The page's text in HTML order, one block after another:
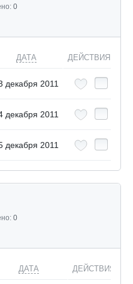
0
ДАТА ДЕЙСТВИЯ
декабря 2011
декабря 2011
декабря 2011
0
ДАТА ДЕЙСТВИЯ